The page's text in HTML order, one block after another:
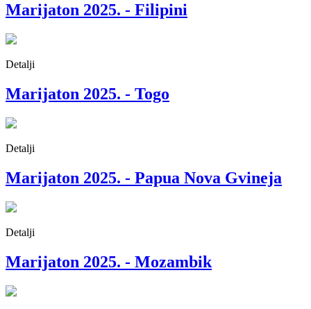
Marijaton 2025. - Filipini
Detalji
Marijaton 2025. - Togo
Detalji
Marijaton 2025. - Papua Nova Gvineja
Detalji
Marijaton 2025. - Mozambik